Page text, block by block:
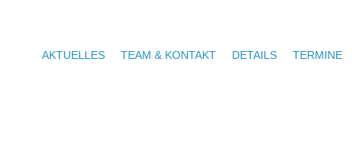
AKTUELLES TEAM & KONTAKT DETAILS TERMINE